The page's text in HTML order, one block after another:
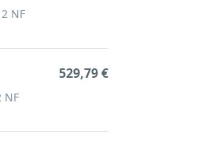
NF
NF
529,79 €